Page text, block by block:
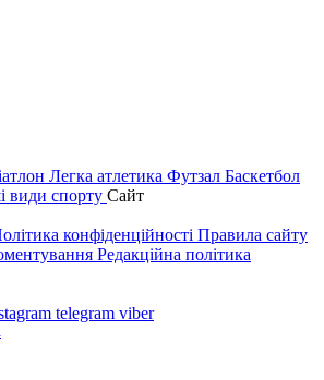
Легка атлетика Футзал Баскетбол
види спорту Сайт
конфіденційності Правила сайту
Редакційна політика
telegram viber